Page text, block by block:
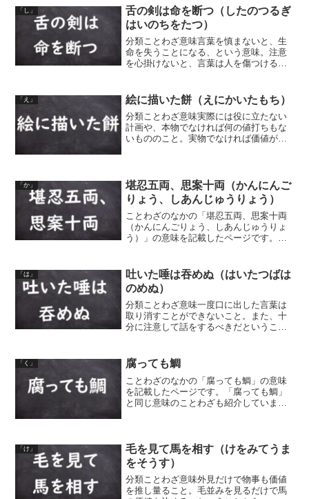
「し」
舌の剣は命を断つ（したのつるぎ
はいのちをたつ）
分類ことわざ意味言葉を慎まないと、生
命を失うことになる、という意味。注意
を心掛けないと、言葉は人を傷つけるこ
は禍の門 口と財布は締めるが得 病は口か
ら入り禍は口から...
「え」 絵に描いた餅（えにかいたもち）
分類ことわざ意味実際には役に立たない
計画や、本物でなければ何の値打ちもな
いもののこと。実物でなければ価値がな
できないことから。同類語...
「か」
堪忍五両、思案十両（かんにんご
りょう、しあんじゅうりょう）
ことわざのなかの「堪忍五両、思案十両
（かんにんごりょう、しあんじゅうりょ
う）」の意味を記載したページです。
「は」
吐いた唾は吞めぬ（はいたつばは
のめぬ）
分類ことわざ意味一度口に出した言葉は
取り消すことができないこと。また、十
分に注意して話をするべきだというこ
返しがつかないことのたとえ。同類語・
同義語 吐いた唾は飲めぬ ...
「く」 腐っても鯛
ことわざのなかの「腐っても鯛」の意味
を記載したページです。「腐っても鯛」
と同じ意味のことわざも紹介していま
「け」
毛を見て馬を相す（けをみてうま
をそうす）
分類ことわざ意味外見だけで物事も価値
を推し量ること。毛並みを見るだけで馬